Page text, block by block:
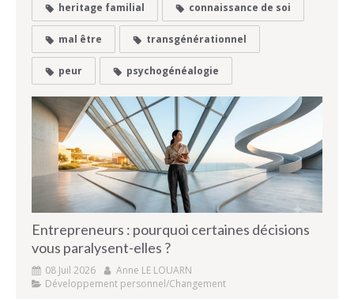
heritage familial connaissance de soi
mal être transgénérationnel
peur psychogénéalogie
Entrepreneurs : pourquoi certaines décisions
vous paralysent-elles ?
08 Juil 2026
Anne LE LOUARN
Développement personnel/Changement